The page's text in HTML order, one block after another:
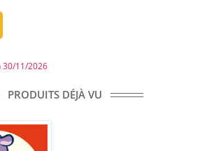
30/11/2026
PRODUITS DÉJÀ VU